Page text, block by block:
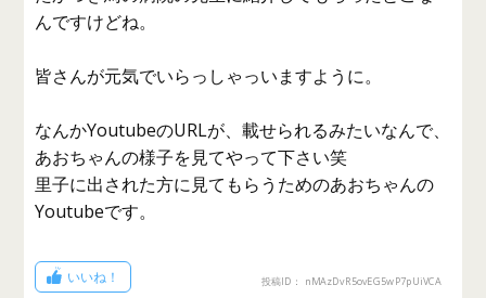
んですけどね。
皆さんが元気でいらっしゃっいますように。
なんかYoutubeのURLが、載せられるみたいなんで、
あおちゃんの様子を見てやって下さい笑
里子に出された方に見てもらうためのあおちゃんの
Youtubeです。
いいね！ 投稿ID： nMAzDvR5ovEG5wP7pUiVCA